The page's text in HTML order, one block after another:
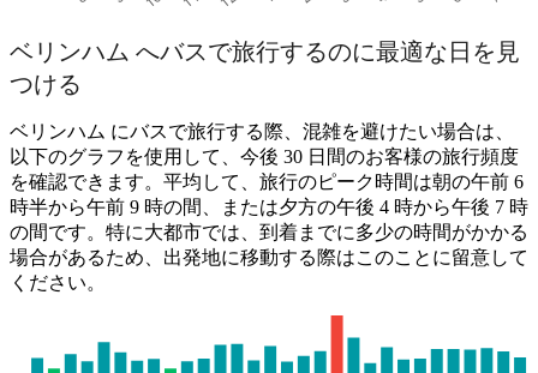
ベリンハム へバスで旅行するのに最適な日を見
つける
ベリンハム にバスで旅行する際、混雑を避けたい場合は、
以下のグラフを使用して、今後 30 日間のお客様の旅行頻度
を確認できます。平均して、旅行のピーク時間は朝の午前 6
時半から午前 9 時の間、または夕方の午後 4 時から午後 7 時
の間です。特に大都市では、到着までに多少の時間がかかる
場合があるため、出発地に移動する際はこのことに留意して
ください。